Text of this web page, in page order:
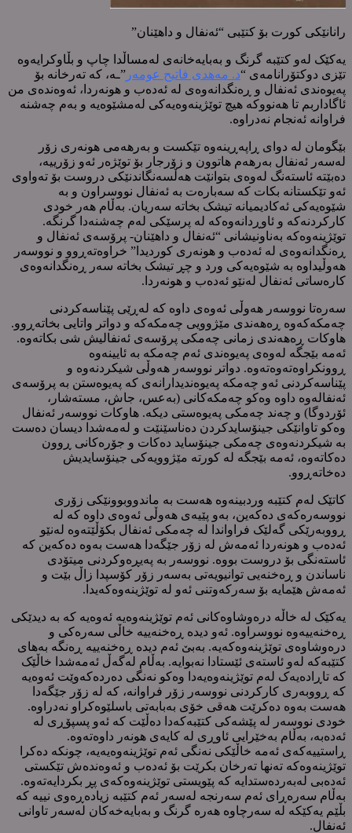
رانانێکی کورت بۆ کتێبی “ئەنفال و داهێنان”
یەکێک لەو کتێبە گرنگ و بەبایەخانەی لەمساڵدا چاپ و بڵاوکرایەوە
تێزی دوکتۆرانامەی “د. مەهدی فاتیح عومەر ”ـە، کە تەرخانە بۆ
پەیوەندی ئەنفال و ڕەنگدانەوەی لە ئەدەب و هونەردا، ئەوەندەی من
ئاگاداربم تا هەنووکە هیچ توێژینەوەیەکی لەمشێوەیە و بەم چەشنە
فراوانە ئەنجام نەدراوە.
بێگومان لە دوای ڕاپەڕینەوە تێکست و بەرهەمی هونەری زۆر
لەسەر ئەنفال بەرهەم هاتوون و زۆرجار بۆ توێژەر ئەو زۆرییە،
دەبێتە ئاستەنگ لەوەی بتوانێت هەڵسەنگاندنێکی دروست بۆ تەواوی
ئەو تێکستانە بکات کە سەبارەت بە ئەنفال نووسراون و بە
شێوەیەکی ئەکادیمیانە تیشک بخاتە سەریان. بەڵام هەر خودی
کارکردنەکە و ئاوڕدانەوەکە لە پرسێکی لەم چەشنەدا گرنگە.
توێژینەوەکە بەناونیشانی “ئەنفال و داهێنان- پرۆسەی ئەنفال و
ڕەنگدانەوەی لە ئەدەب و هونەری کوردیدا” خراوەتەڕوو و نووسەر
هەوڵیداوە بە شێوەیەکی ورد و چڕ تیشک بخاتە سەر ڕەنگدانەوەی
کارەساتی ئەنفال لەنێو ئەدەب و هونەردا.
سەرەتا نووسەر هەوڵی ئەوەی داوە کە لەڕێی پێناسەکردنی
چەمکەکەوە ڕەهەندی مێژوویی چەمکەکە و دواتر واتایی بخاتەڕوو.
هاوکات ڕەهەندی زمانی چەمکی پرۆسەی ئەنفالیش شی بکاتەوە.
ئەمە بێجگە لەوەی پەیوەندی ئەم چەمکە بە ئایینەوە
ڕوونکراوەتەوەتەوە. دواتر نووسەر هەوڵی شیکردنەوە و
پێناسەکردنی ئەو چەمکە پەیوەندیدارانەی کە پەیوەستن بە پرۆسەی
ئەنفالەوە داوە وەکو چەمکەکانی (بەعس، جاش، مستەشار،
ئۆردوگا) و چەند چەمکی پەیوەستی دیکە. هاوکات نووسەر ئەنفال
وەکو تاوانێکی جینۆسایدکردن دەناسێنێت و لەمەشدا دیسان دەست
بە شیکردنەوەی چەمکی جینۆساید دەکات و جۆرەکانی ڕوون
دەکاتەوە، ئەمە بێجگە لە کورتە مێژوویەکی جینۆسایدیش
دەخاتەڕوو.
کاتێک لەم کتێبە وردبینەوە هەست بە ماندووبوونێکی زۆری
نووسەرەکەی دەکەین، بەو پێیەی هەوڵی ئەوەی داوە کە لە
ڕووبەرێکی گەلێک فراواندا لە چەمکی ئەنفال بکۆڵێتەوە لەنێو
ئەدەب و هونەردا ئەمەش لە زۆر جێگەدا هەست بەوە دەکەین کە
ئاستەنگی بۆ دروست بووە. نووسەر بە پەیڕەوکردنی میتۆدی
ناساندن و ڕەخنەیی توانیویەتی بەسەر زۆر کۆسپدا زاڵ بێت و
ئەمەش هێمایە بۆ سەرکەوتنی ئەو لە توێژینەوەکەیدا.
یەکێک لە خاڵە درەوشاوەکانی ئەم توێژینەوەیە ئەوەیە کە بە دیدێکی
ڕەخنەییەوە نووسراوە. ئەو دیدە ڕەخنەییە خاڵی سەرەکی و
درەوشاوەی توێژینەوەکەیە. بەبێ ئەم دیدە ڕەخنەییە ڕەنگە بەهای
کتێبەکە لەو ئاستەی ئێستادا نەبوایە. بەڵام لەگەڵ ئەمەشدا خاڵێک
کە تاڕادەیەک لەم توێژینەوەیەدا وەکو نەنگی دەردەکەوێت ئەوەیە
کە ڕووبەری کارکردنی نووسەر زۆر فراوانە، کە لە زۆر جێگەدا
هەست بەوە دەکرێت هەقی خۆی بەبابەتی باسلێوەکراو نەدراوە.
خودی نووسەر لە پێشەکی کتێبەکەدا دەڵێت کە ئەو پسپۆڕی لە
ئەدەبە، بەڵام بەخێرایی ئاوڕی لە کایەی هونەر داوەتەوە.
ڕاستییەکەی ئەمە خاڵێکی نەنگی ئەم توێژینەوەیەیە، چونکە دەکرا
توێژینەوەکە تەنها تەرخان بکرێت بۆ ئەدەب و ئەوەندەش تێکستی
ئەدەبی لەبەردەستدایە کە پێویستی توێژینەوەکەی پڕ بکردایەتەوە.
بەڵام سەرەڕای ئەم سەرنجە لەسەر ئەم کتێبە زیادەڕەوی نییە کە
بڵێم یەکێکە لە سەرچاوە هەرە گرنگ و بەبایەخەکان لەسەر تاوانی
ئەنفال.